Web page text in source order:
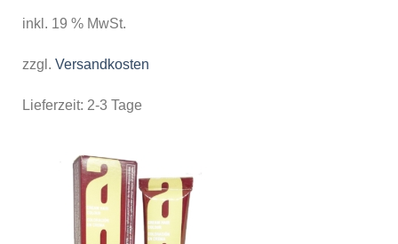
inkl. 19 % MwSt.
zzgl. Versandkosten
Lieferzeit: 2-3 Tage